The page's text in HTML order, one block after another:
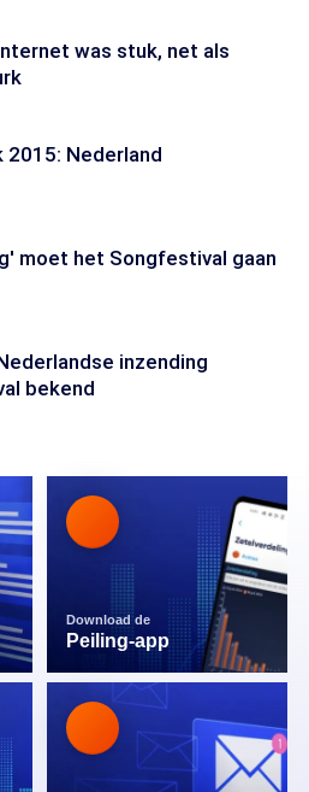
was stuk, net als
2015: Nederland
moet het Songfestival gaan
inzending
bekend
Download de
Peiling-app